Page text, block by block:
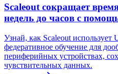
Scaleout сокращает
недель до часов с
Узнай, как Scaleout
федеративное обучение для
периферийных устройствах,
чувствительных данных.